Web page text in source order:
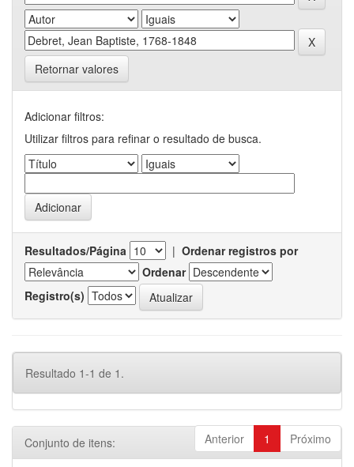
Retornar valores
Adicionar filtros:
Utilizar filtros para refinar o resultado de busca.
Resultados/Página | Ordenar registros por
Ordenar
Registro(s)
Resultado 1-1 de 1.
Anterior 1 Próximo
Conjunto de itens: